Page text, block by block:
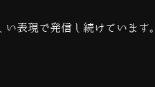
表現で発信し続けています。